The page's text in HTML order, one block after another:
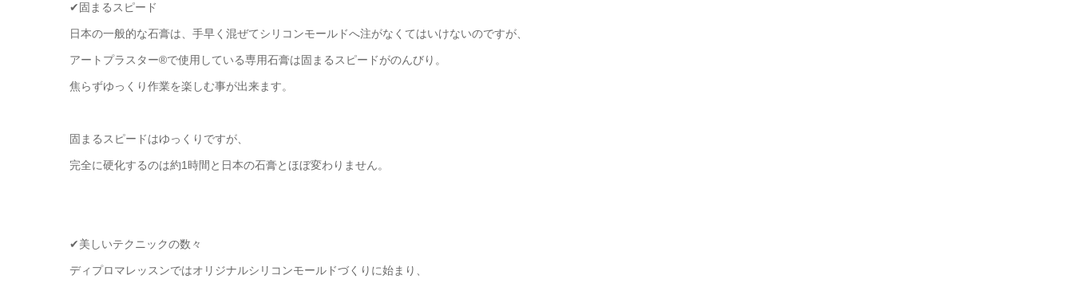
✔固まるスピード
日本の一般的な石膏は、手早く混ぜてシリコンモールドへ注がなくてはいけないのですが、
アートプラスター®で使用している専用石膏は固まるスピードがのんびり。
焦らずゆっくり作業を楽しむ事が出来ます。
固まるスピードはゆっくりですが、
完全に硬化するのは約1時間と日本の石膏とほぼ変わりません。
✔美しいテクニックの数々
ディプロマレッスンではオリジナルシリコンモールドづくりに始まり、